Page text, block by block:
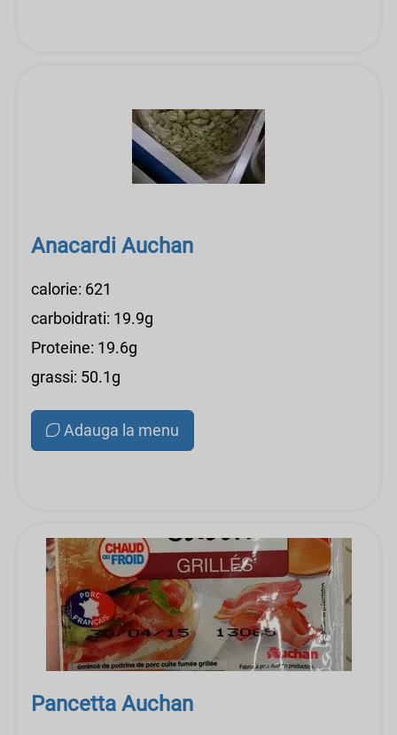
Anacardi Auchan
calorie: 621
carboidrati: 19.9g
Proteine: 19.6g
grassi: 50.1g
Adauga la menu
Pancetta Auchan